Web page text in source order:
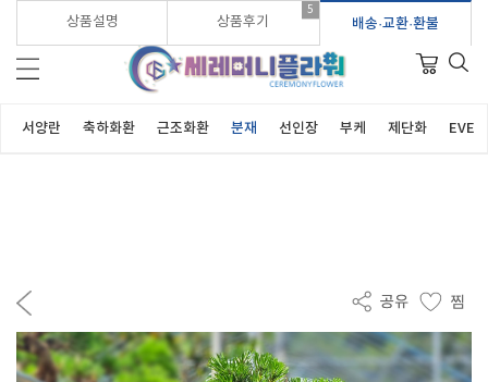
가입시 적립금 3,000원 바로지급!
서양란 축하화환 근조화환 분재 선인장 부케 제단화
상품설명 상품후기
5
배송·교환·환불